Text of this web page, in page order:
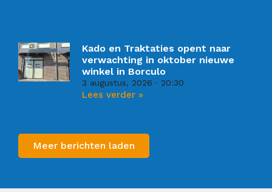
Kado en Traktaties opent naar
verwachting in oktober nieuwe
winkel in Borculo
3 augustus, 2026 20:30
Lees verder »
Meer berichten laden